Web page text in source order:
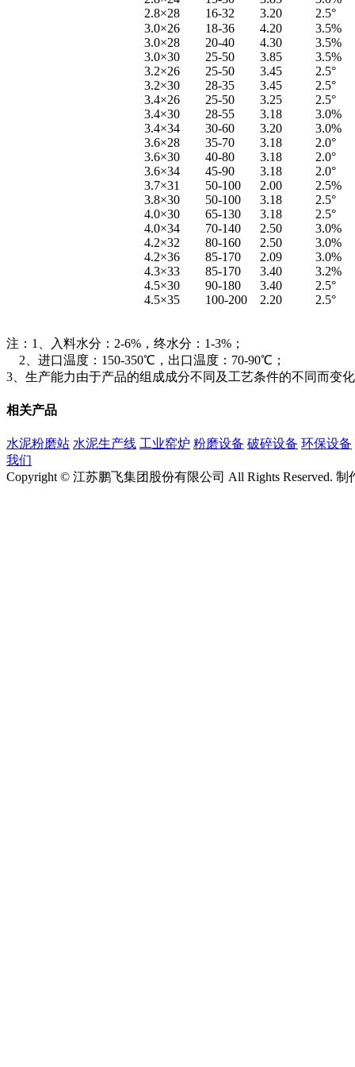
2.8×28
16-32 3.20
2.5°
3.0×26
18-36 4.20
3.5%
3.0×28
20-40 4.30
3.5%
3.0×30
25-50 3.85
3.5%
3.2×26
25-50 3.45
2.5°
3.2×30
28-35 3.45
2.5°
3.4×26
25-50 3.25
2.5°
3.4×30
28-55 3.18
3.0%
3.4×34
30-60 3.20
3.0%
3.6×28
35-70 3.18
2.0°
3.6×30
40-80 3.18
2.0°
3.6×34
45-90 3.18
2.0°
3.7×31
50-100 2.00
2.5%
3.8×30
50-100 3.18
2.5°
4.0×30
65-130 3.18
2.5°
4.0×34
70-140 2.50
3.0%
4.2×32
80-160 2.50
3.0%
4.2×36
85-170 2.09
3.0%
4.3×33
85-170 3.40
3.2%
4.5×30
90-180 3.40
2.5°
4.5×35
100-200 2.20 2.5°
注：1、入料水分：2-6%，终水分：1-3%；
2、进口温度：150-350℃，出口温度：70-90℃；
3、生产能力由于产品的组成成分不同及工艺条件的不同而变
相关产品
水泥粉磨站 水泥生产线 工业窑炉 粉磨设备 破碎设备 环保设备
我们
Copyright © 江苏鹏飞集团股份有限公司 All Rights Reserved.